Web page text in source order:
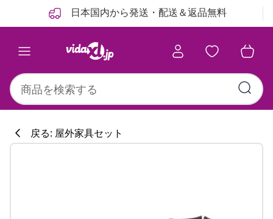
日本国内から発送・配送＆返品無料
戻る: 屋外家具セット